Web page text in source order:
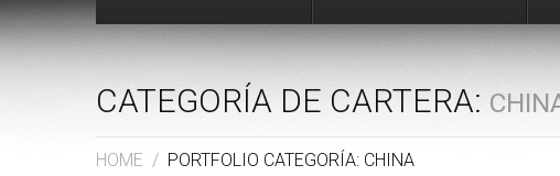
CATEGORÍA DE CARTERA:
HOME / PORTFOLIO CATEGORÍA: CHINA